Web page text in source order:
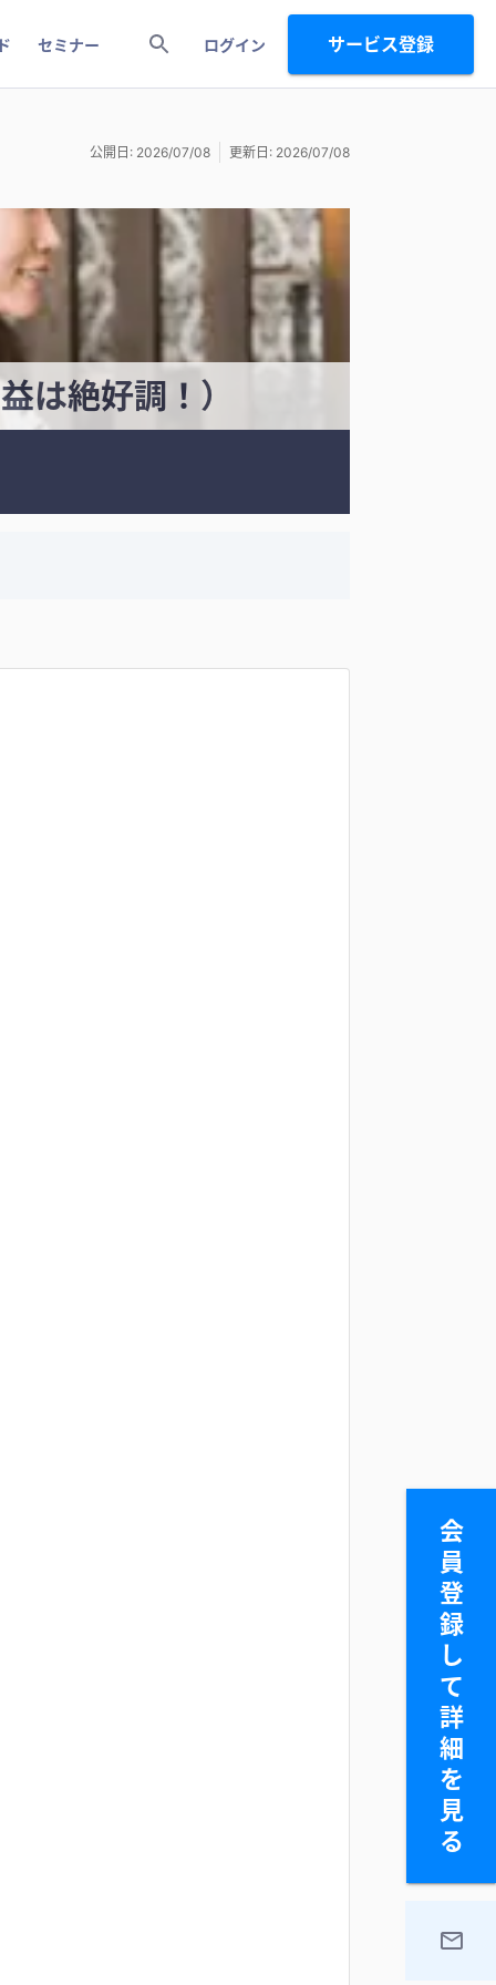
セミナー ログイン サービス登録
公開日: 2026/07/08 更新日: 2026/07/08
は絶好調！）
会
員
登
録
し
て
詳
細
を
見
る